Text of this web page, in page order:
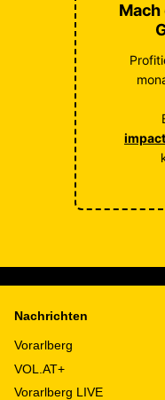
Mach
Nachrichten
Vorarlberg
VOL.AT+
Vorarlberg LIVE